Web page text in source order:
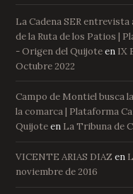
La Cadena SER
de la Ruta de los Patios |
- Origen del Quijoteen IX
Octubre 2022
Campo de Montiel busca
la comarca | Plataforma
Quijoteen La Tribuna de
VICENTE ARIAS DIAZ en
noviembre de 2016